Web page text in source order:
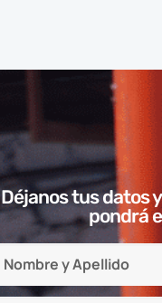
Déjanos tus datos
pondrá